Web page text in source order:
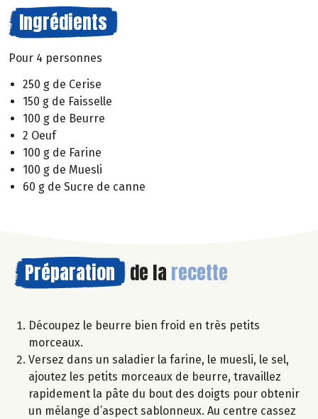
Ingrédients
Pour 4 personnes
250 g de Cerise
150 g de Faisselle
100 g de Beurre
2 Oeuf
100 g de Farine
100 g de Muesli
60 g de Sucre de canne
Préparation de la recette
Découpez le beurre bien froid en très petits
morceaux.
Versez dans un saladier la farine, le muesli, le sel,
ajoutez les petits morceaux de beurre, travaillez
rapidement la pâte du bout des doigts pour obtenir
un mélange d’aspect sablonneux. Au centre cassez